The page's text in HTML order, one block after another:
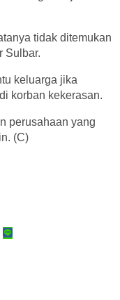
tidak ditemukan
Sulbar.
keluarga jika
korban kekerasan.
perusahaan yang
(C)